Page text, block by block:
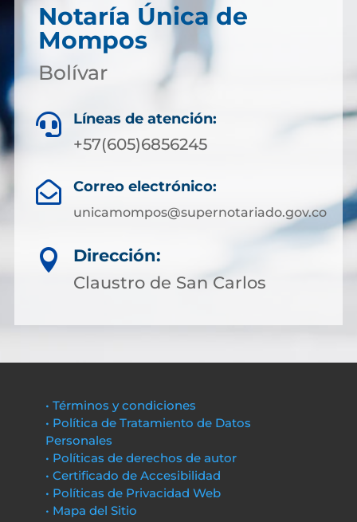
Notaría Única de
Mompos
Bolívar
 Líneas de atención:
+57(605)6856245
 Correo electrónico:
unicamompos@supernotariado.gov.co

Dirección:
Claustro de San Carlos
• Términos y condiciones
• Política de Tratamiento de Datos
Personales
• Políticas de derechos de autor
• Certificado de Accesibilidad
• Políticas de Privacidad Web
• Mapa del Sitio